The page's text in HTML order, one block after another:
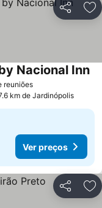
Partilhar
reuniões
Nacional Inn
km de Jardinópolis
Ver preços
Partilhar